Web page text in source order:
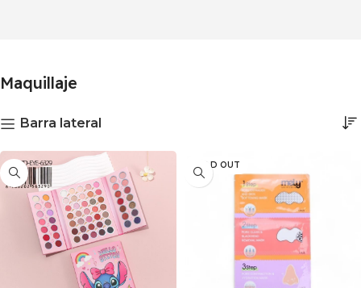
Maquillaje
Barra lateral
SOLD OUT